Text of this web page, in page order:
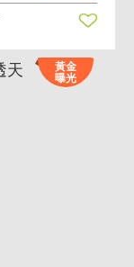
黃金
曝光